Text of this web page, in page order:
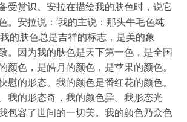
受赏识。安拉在描绘我的肤色时，说它
。安拉说：‘我的主说：那头牛毛色纯
的肤色总是吉祥的标志，是美的象
。因为我的肤色是天下第一色，是全国
颜色，是皓月的颜色，是苹果的颜色。
慰的形态。我的颜色是番红花的颜色。
我的形态奇，我的颜色异。我形态光
包容了世间的一切美。我的颜色乃众色